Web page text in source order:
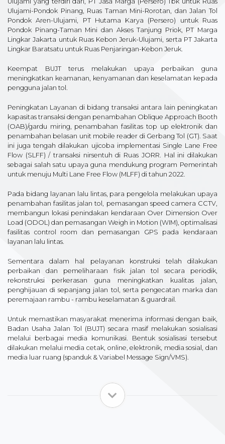
Ulujami-Pondok Pinang, Ruas Taman Mini-Rorotan, dan Jalan Tol
Pondok Aren-Ulujami, PT Hutama Karya (Persero) untuk Ruas
Pondok Pinang-Taman Mini dan Akses Tanjung Priok, PT Marga
Lingkar Jakarta untuk Ruas Kebon Jeruk-Ulujami, serta PT Jakarta
Lingkar Baratsatu untuk Ruas Penjaringan-Kebon Jeruk.
Keempat BUJT terus melakukan upaya perbaikan guna
meningkatkan keamanan, kenyamanan dan keselamatan kepada
pengguna jalan tol.
Peningkatan Layanan di bidang transaksi antara lain peningkatan
kapasitas transaksi dengan penambahan Oblique Approach Booth
(OAB)/gardu miring, penambahan fasilitas top up elektronik dan
penambahan belasan unit mobile reader di Gerbang Tol (GT). Saat
ini juga tengah dilakukan ujicoba implementasi Single Lane Free
Flow (SLFF) / transaksi nirsentuh di Ruas JORR. Hal ini dilakukan
sebagai salah satu upaya guna mendukung program Pemerintah
untuk menuju Multi Lane Free Flow (MLFF) di tahun 2022.
Pada bidang layanan lalu lintas, para pengelola melakukan upaya
penambahan fasilitas jalan tol, pemasangan speed camera CCTV,
membangun lokasi penindakan kendaraan Over Dimension Over
Load (ODOL) dan pemasangan Weigh in Motion (WIM), optimalisasi
fasilitas control room dan pemasangan GPS pada kendaraan
layanan lalu lintas.
Sementara dalam hal pelayanan konstruksi telah dilakukan
perbaikan dan pemeliharaan fisik jalan tol secara periodik,
rekonstruksi perkerasan guna meningkatkan kualitas jalan,
penghijauan di sepanjang jalan tol, serta pengecatan marka dan
peremajaan rambu - rambu keselamatan & guardrail.
Untuk memastikan masyarakat menerima informasi dengan baik,
Badan Usaha Jalan Tol (BUJT) secara masif melakukan sosialisasi
melalui berbagai media komunikasi. Bentuk sosialisasi tersebut
dilakukan melalui media cetak, online, elektronik, media sosial, dan
media luar ruang (spanduk & Variabel Message Sign/VMS).